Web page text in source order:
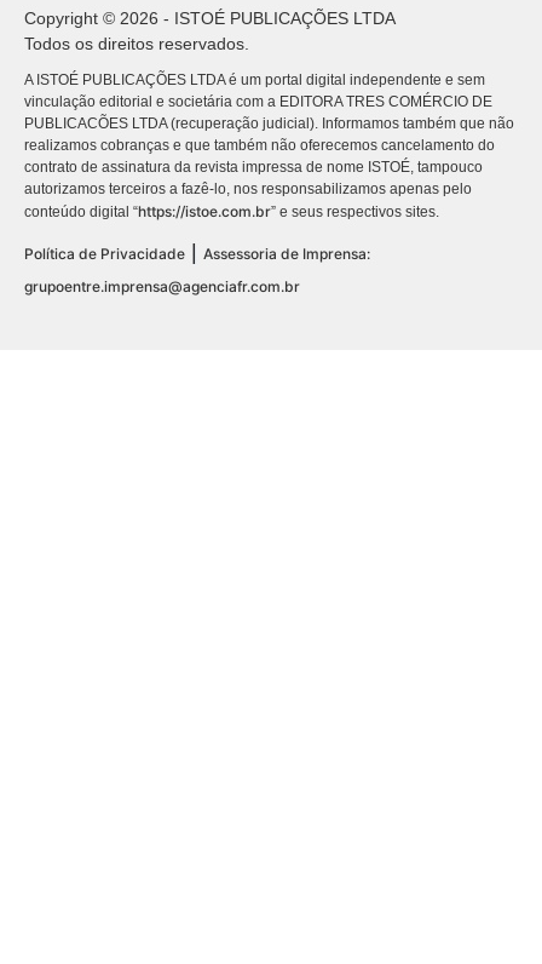
Copyright © 2026 - ISTOÉ PUBLICAÇÕES LTDA
Todos os direitos reservados.
A ISTOÉ PUBLICAÇÕES LTDA é um portal digital independente e sem
vinculação editorial e societária com a EDITORA TRES COMÉRCIO DE
PUBLICACÕES LTDA (recuperação judicial). Informamos também que não
realizamos cobranças e que também não oferecemos cancelamento do
contrato de assinatura da revista impressa de nome ISTOÉ, tampouco
autorizamos terceiros a fazê-lo, nos responsabilizamos apenas pelo
conteúdo digital “https://istoe.com.br” e seus respectivos sites.
Política de Privacidade
Assessoria de Imprensa:
grupoentre.imprensa@agenciafr.com.br